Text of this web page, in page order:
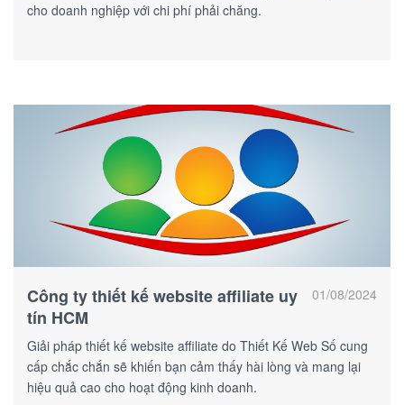
cho doanh nghiệp với chi phí phải chăng.
01/08/2024
Công ty thiết kế website affiliate uy
tín HCM
Giải pháp thiết kế website affiliate do Thiết Kế Web Số cung
cấp chắc chắn sẽ khiến bạn cảm thấy hài lòng và mang lại
hiệu quả cao cho hoạt động kinh doanh.